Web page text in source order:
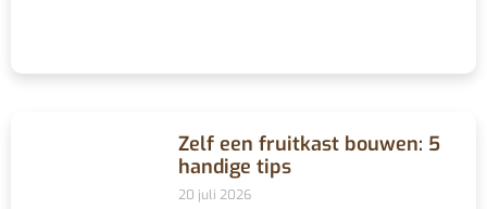
Zelf een fruitkast bouwen: 5
handige tips
20 juli 2026